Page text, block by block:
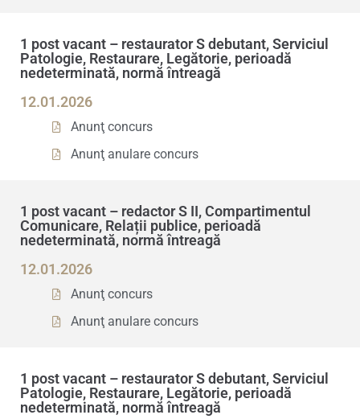
1 post vacant – restaurator S debutant, Serviciul
Patologie, Restaurare, Legătorie, perioadă
nedeterminată, normă întreagă
12.01.2026
Anunţ concurs
Anunţ anulare concurs
1 post vacant – redactor S II, Compartimentul
Comunicare, Relații publice, perioadă
nedeterminată, normă întreagă
12.01.2026
Anunţ concurs
Anunţ anulare concurs
1 post vacant – restaurator S debutant, Serviciul
Patologie, Restaurare, Legătorie, perioadă
nedeterminată, normă întreagă